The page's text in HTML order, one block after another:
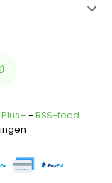
Plus+ - RSS-feed